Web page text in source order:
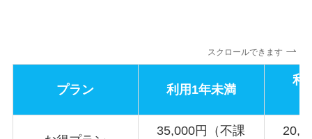
スクロールできます
プラン 利用1年未満
利
35,000円（不課